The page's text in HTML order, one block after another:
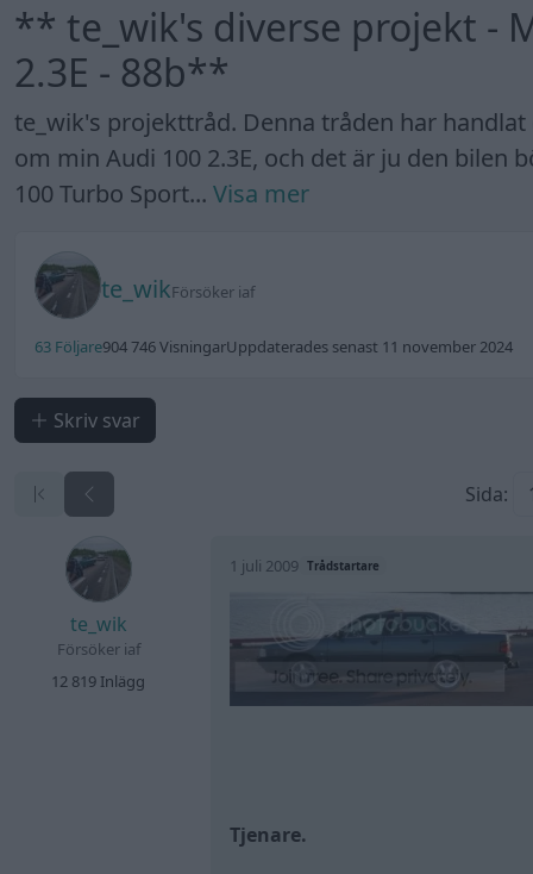
** te_wik's diverse projekt -
2.3E - 88b**
te_wik's projekttråd. Denna tråden har
om min Audi 100 2.3E, och det är ju den bilen
100 Turbo Sport... Visa mer
te_wikFörsöker iaf
63 Följare904 746 VisningarUppdaterades senast 11 november 2024
Skriv svar
Sida:
te_wik
Försöker iaf
12 819 Inlägg
1 juli 2009 Trådstartare
Tjenare.